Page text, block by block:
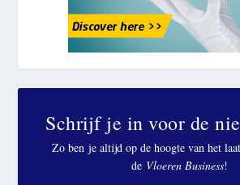
Schrijf je in voor de
Zo ben je altijd op de hoogte van het
de Vloeren Business!